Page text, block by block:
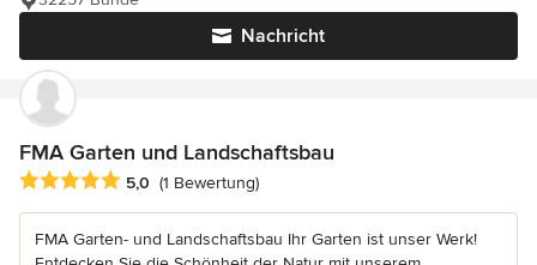
Nachricht
FMA Garten und Landschaftsbau
Durchschnittliche Bewertung: 5 von 5 Sternen
5,0 (1 Bewertung)
FMA Garten- und Landschaftsbau Ihr Garten ist unser Werk!